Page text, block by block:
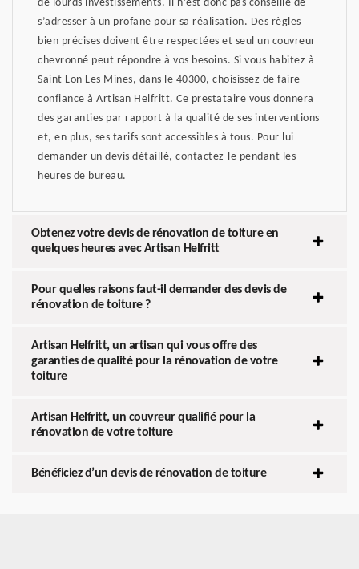
de lourds investissements. Il n’est donc pas conseillé de
s’adresser à un profane pour sa réalisation. Des règles
bien précises doivent être respectées et seul un couvreur
chevronné peut répondre à vos besoins. Si vous habitez à
Saint Lon Les Mines, dans le 40300, choisissez de faire
confiance à Artisan Helfritt. Ce prestataire vous donnera
des garanties par rapport à la qualité de ses interventions
et, en plus, ses tarifs sont accessibles à tous. Pour lui
demander un devis détaillé, contactez-le pendant les
heures de bureau.
Obtenez votre devis de rénovation de toiture en
quelques heures avec Artisan Helfritt
Pour quelles raisons faut-il demander des devis de
rénovation de toiture ?
Artisan Helfritt, un artisan qui vous offre des
garanties de qualité pour la rénovation de votre
toiture
Artisan Helfritt, un couvreur qualifié pour la
rénovation de votre toiture
Bénéficiez d’un devis de rénovation de toiture